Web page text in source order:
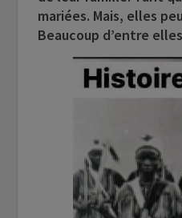
mariées. Mais, elles
Beaucoup d’entre